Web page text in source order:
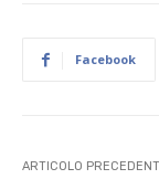
Facebook
ARTICOLO